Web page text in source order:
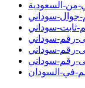
من-السعودية
سوداني
ثابت-سوداني
رقم-سوداني
رقم-سوداني
رقم-سوداني
في-السودان